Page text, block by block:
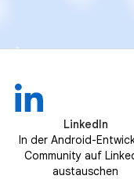
LinkedIn
In der Android-
Community auf
austauschen